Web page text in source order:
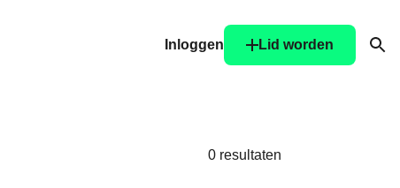
Inloggen
Lid worden
0 resultaten